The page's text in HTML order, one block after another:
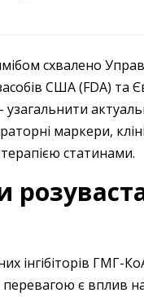
схвалено
США (FDA)
​узагальнити
маркери,
статинами.
інгібіторів ГМГ-
є вплив